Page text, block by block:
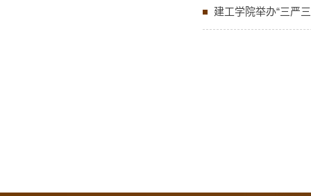
建工学院举办“三严